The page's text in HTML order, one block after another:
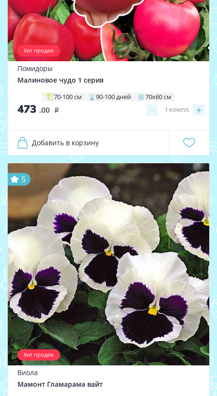
Хит продаж
Помидоры
Малиновое чудо 1 серия
70-100 см 90-100 дней 70х60 см
473 .00 i − +
1 компл.
Добавить в корзину
Хит продаж
5
Виола
Мамонт Гламарама вайт